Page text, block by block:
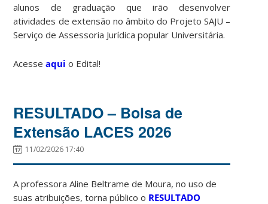
alunos de graduação que irão desenvolver
atividades de extensão no âmbito do Projeto SAJU –
Serviço de Assessoria Jurídica popular Universitária.
Acesseaqui o Edital!
RESULTADO – Bolsa de
Extensão LACES 2026
11/02/2026 17:40
A professora Aline Beltrame de Moura, no uso de
suas atribuições, torna público o RESULTADO